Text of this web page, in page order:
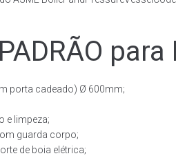
porta cadeado) Ø 600mm;
e limpeza;
guarda corpo;
de boia elétrica;